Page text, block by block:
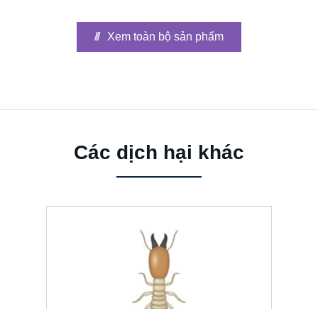
Xem toàn bộ sản phẩm
Các dịch hại khác